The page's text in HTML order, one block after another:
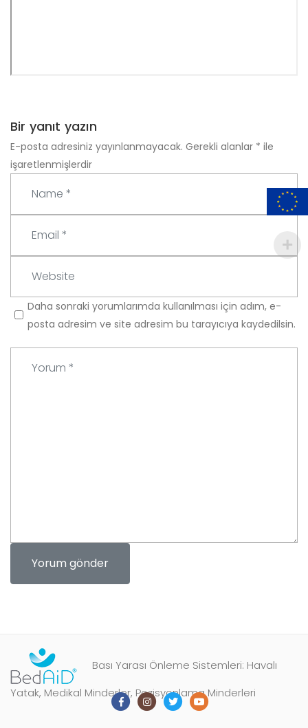
Bir yanıt yazın
E-posta adresiniz yayınlanmayacak. Gerekli alanlar * ile
işaretlenmişlerdir
Daha sonraki yorumlarımda kullanılması için adım, e-
posta adresim ve site adresim bu tarayıcıya kaydedilsin.
Bası Yarası Önleme Sistemleri: Havalı
Yatak, Medikal Minderler, Pozisyonlama Minderleri